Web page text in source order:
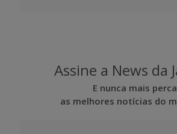
Assine a News da
E nunca mais perca
as melhores notícias do